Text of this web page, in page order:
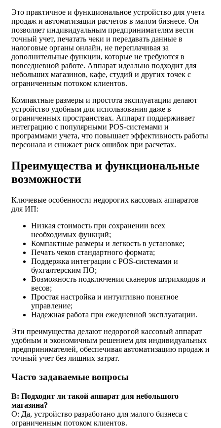
Это практичное и функциональное устройство для учета
продаж и автоматизации расчетов в малом бизнесе. Он
позволяет индивидуальным предпринимателям вести
точный учет, печатать чеки и передавать данные в
налоговые органы онлайн, не переплачивая за
дополнительные функции, которые не требуются в
повседневной работе. Аппарат идеально подходит для
небольших магазинов, кафе, студий и других точек с
ограниченным потоком клиентов.
Компактные размеры и простота эксплуатации делают
устройство удобным для использования даже в
ограниченных пространствах. Аппарат поддерживает
интеграцию с популярными POS-системами и
программами учета, что повышает эффективность работы
персонала и снижает риск ошибок при расчетах.
Преимущества и функциональные
возможности
Ключевые особенности недорогих кассовых аппаратов
для ИП:
Низкая стоимость при сохранении всех
необходимых функций;
Компактные размеры и легкость в установке;
Печать чеков стандартного формата;
Поддержка интеграции с POS-системами и
бухгалтерским ПО;
Возможность подключения сканеров штрихкодов и
весов;
Простая настройка и интуитивно понятное
управление;
Надежная работа при ежедневной эксплуатации.
Эти преимущества делают недорогой кассовый аппарат
удобным и экономичным решением для индивидуальных
предпринимателей, обеспечивая автоматизацию продаж и
точный учет без лишних затрат.
Часто задаваемые вопросы
В: Подходит ли такой аппарат для небольшого
магазина?
О: Да, устройство разработано для малого бизнеса с
ограниченным потоком клиентов.